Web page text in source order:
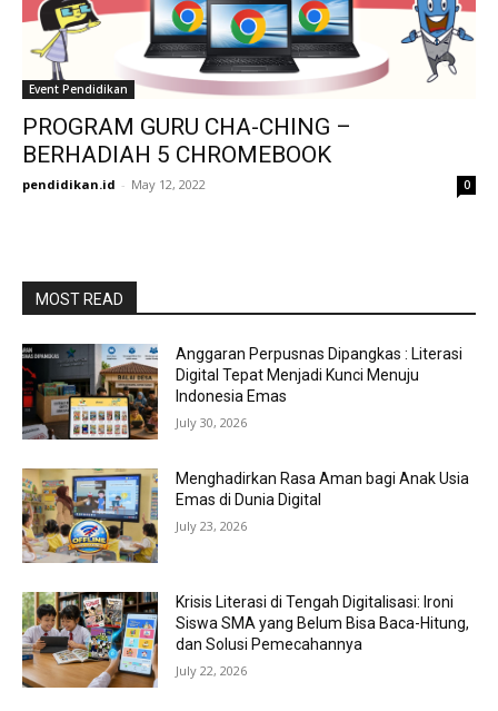
Event Pendidikan
PROGRAM GURU CHA-CHING –
BERHADIAH 5 CHROMEBOOK
pendidikan.id - May 12, 2022 0
MOST READ
Anggaran Perpusnas Dipangkas : Literasi
Digital Tepat Menjadi Kunci Menuju
Indonesia Emas
July 30, 2026
Menghadirkan Rasa Aman bagi Anak Usia
Emas di Dunia Digital
July 23, 2026
Krisis Literasi di Tengah Digitalisasi: Ironi
Siswa SMA yang Belum Bisa Baca-Hitung,
dan Solusi Pemecahannya
July 22, 2026